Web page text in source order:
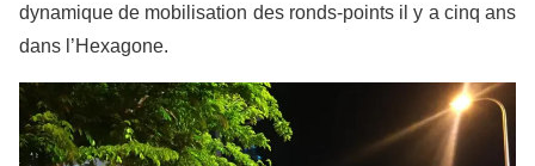
dynamique de mobilisation des ronds-points il y a cinq ans
dans l’Hexagone.